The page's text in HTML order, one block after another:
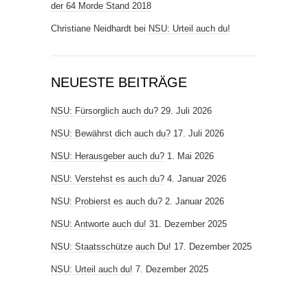
der 64 Morde Stand 2018
Christiane Neidhardt bei NSU: Urteil auch du!
NEUESTE BEITRÄGE
NSU: Fürsorglich auch du? 29. Juli 2026
NSU: Bewährst dich auch du? 17. Juli 2026
NSU: Herausgeber auch du? 1. Mai 2026
NSU: Verstehst es auch du? 4. Januar 2026
NSU: Probierst es auch du? 2. Januar 2026
NSU: Antworte auch du! 31. Dezember 2025
NSU: Staatsschütze auch Du! 17. Dezember 2025
NSU: Urteil auch du! 7. Dezember 2025